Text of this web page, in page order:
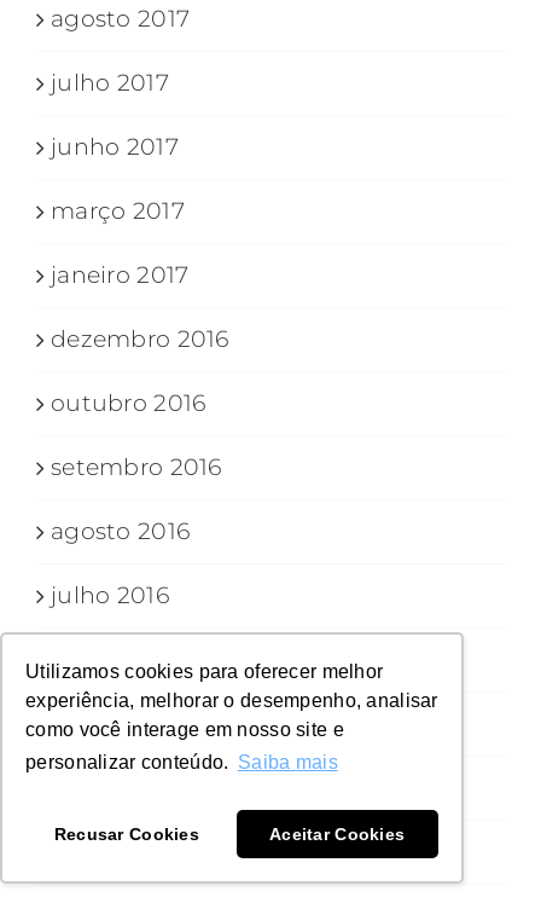
Utilizamos cookies para oferecer melhor
experiência, melhorar o desempenho, analisar
como você interage em nosso site e
personalizar conteúdo. Saiba mais
Recusar Cookies Aceitar Cookies
agosto 2017
julho 2017
junho 2017
março 2017
janeiro 2017
dezembro 2016
outubro 2016
setembro 2016
agosto 2016
julho 2016
junho 2016
maio 2016